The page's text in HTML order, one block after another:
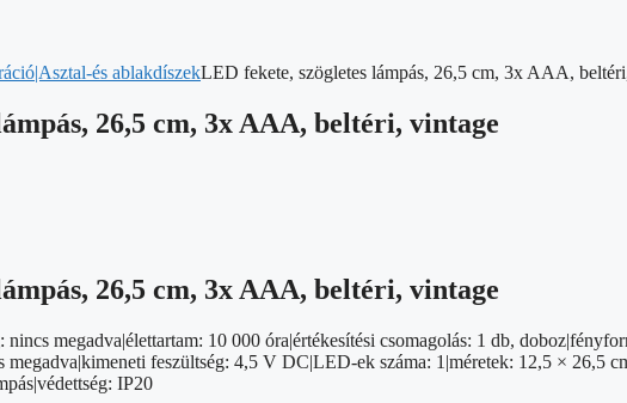
és ablakdíszekLED fekete, szögletes lámpás, 26,5 cm, 3x AAA,
26,5 cm, 3x AAA, beltéri, vintage
26,5 cm, 3x AAA, beltéri, vintage
nincs megadva|élettartam: 10 000 óra|értékesítési csomagolás: 1 db,
feszültség: 4,5 V DC|LED-ek száma: 1|méretek: 12,5 × 26,5
IP20